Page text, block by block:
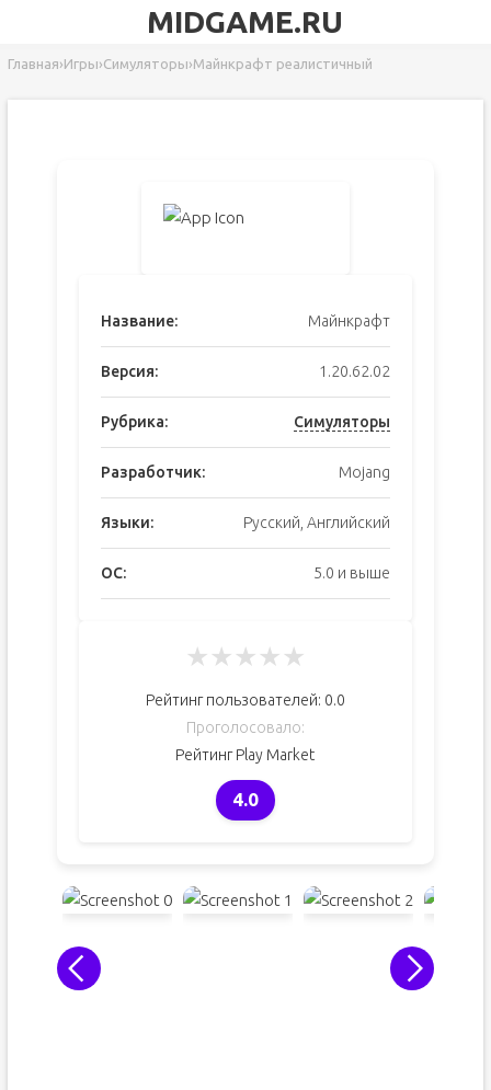
MIDGAME.RU
Главная›Игры›Симуляторы›Майнкрафт реалистичный
Название: Майнкрафт
Версия: 1.20.62.02
Рубрика: Симуляторы
Разработчик: Mojang
Языки: Русский, Английский
ОС: 5.0 и выше
★★★★★
Рейтинг пользователей: 0.0
Проголосовало:
Рейтинг Play Market
4.0